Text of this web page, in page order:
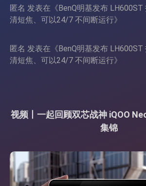
匿名 发表在《BenQ明基发布
清短焦、可以24/7 不间断运行》
匿名 发表在《BenQ明基发布
清短焦、可以24/7 不间断运行》
视频丨一起回顾双芯战神 iQOO
集锦
视
频
播